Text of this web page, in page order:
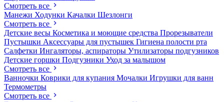
Смотреть все
Манежи Ходунки Качалки Шезлонги
Смотреть все
Детские весы Косметика и моющие средства Прорезыватели
Пустышки Аксессуары для пустышек Гигиена полости рта
Салфетки Ингаляторы, аспираторы Утилизаторы подгузников
Детские горшки Подгузники Уход за малышом
Смотреть все
Ванночки Коврики для купания Мочалки Игрушки для ванн
Термометры
Смотреть все